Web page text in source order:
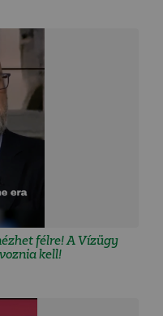
félre! A Vízügy
kell!